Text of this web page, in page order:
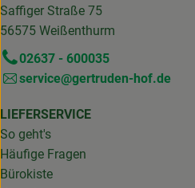
Saffiger Straße 75
56575 Weißenthurm
02637 - 600035
service@gertruden-hof.de
LIEFERSERVICE
So geht's
Häufige Fragen
Bürokiste